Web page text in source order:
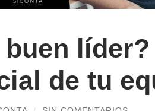
de tu